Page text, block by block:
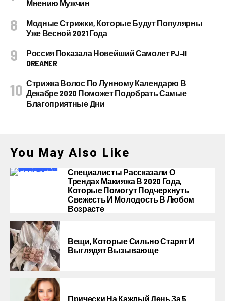
Мнению Мужчин
Модные Стрижки, Которые Будут Популярны
Уже Весной 2021 Года
Россия Показала Новейший Самолет PJ–II
DREAMER
Стрижка Волос По Лунному Календарю В
Декабре 2020 Поможет Подобрать Самые
Благоприятные Дни
You May Also Like
Специалисты Рассказали О
Трендах Макияжа В 2020 Года,
Которые Помогут Подчеркнуть
Свежесть И Молодость В Любом
Возрасте
Вещи, Которые Сильно Старят И
Выглядят Вызывающе
Прически На Каждый День За 5